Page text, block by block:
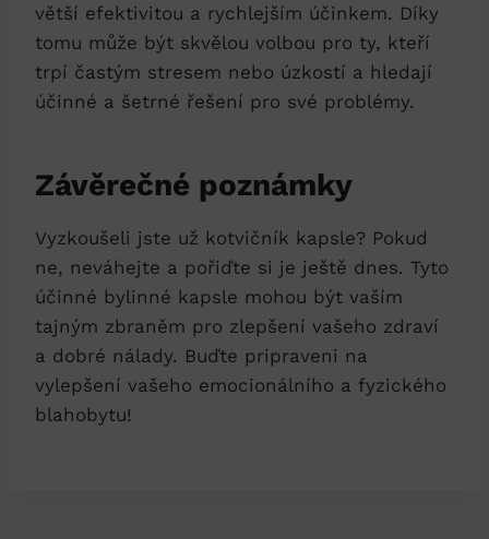
větší efektivitou a rychlejším účinkem. Díky
tomu může být skvělou volbou pro ty, kteří
trpí častým stresem nebo úzkostí a hledají
účinné a šetrné řešení pro své problémy.
Závěrečné poznámky
Vyzkoušeli jste už kotvičník kapsle? Pokud
ne, neváhejte a pořiďte si je ještě dnes. Tyto
účinné bylinné kapsle mohou být vaším
tajným zbraněm pro zlepšení vašeho zdraví
a dobré nálady. Buďte pripraveni na
vylepšení vašeho emocionálního a fyzického
blahobytu!